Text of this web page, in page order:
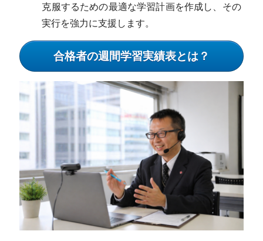
克服するための最適な学習計画を作成し、その
実行を強力に支援します。
合格者の週間学習実績表とは？